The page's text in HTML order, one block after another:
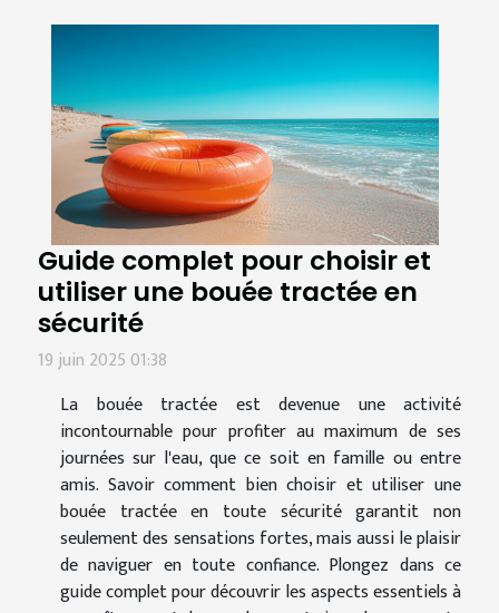
Guide complet pour choisir et
utiliser une bouée tractée en
sécurité
19 juin 2025 01:38
La bouée tractée est devenue une activité
incontournable pour profiter au maximum de ses
journées sur l'eau, que ce soit en famille ou entre
amis. Savoir comment bien choisir et utiliser une
bouée tractée en toute sécurité garantit non
seulement des sensations fortes, mais aussi le plaisir
de naviguer en toute confiance. Plongez dans ce
guide complet pour découvrir les aspects essentiels à